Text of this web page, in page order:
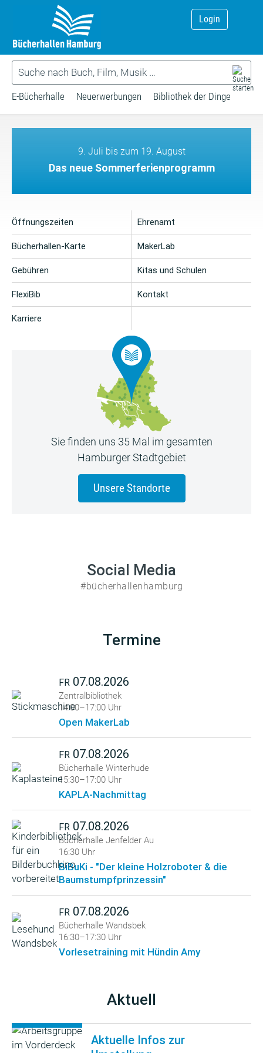
Login
E-Bücherhalle Neuerwerbungen Bibliothek der Dinge
9. Juli bis zum 19. August
Das neue Sommerferienprogramm
Öffnungszeiten
Bücherhallen-Karte
Gebühren
FlexiBib
Karriere
Ehrenamt
MakerLab
Kitas und Schulen
Kontakt
Sie finden uns 35 Mal im gesamten
Hamburger Stadtgebiet
Unsere Standorte
Social Media
#bücherhallenhamburg
Termine
FR 07.08.2026
Zentralbibliothek
14:00–17:00 Uhr
Open MakerLab
FR 07.08.2026
Bücherhalle Winterhude
15:30–17:00 Uhr
KAPLA-Nachmittag
FR 07.08.2026
Bücherhalle Jenfelder Au
16:30 Uhr
BiBuKi - "Der kleine Holzroboter & die
Baumstumpfprinzessin"
FR 07.08.2026
Bücherhalle Wandsbek
16:30–17:30 Uhr
Vorlesetraining mit Hündin Amy
Aktuell
Aktuelle Infos zur